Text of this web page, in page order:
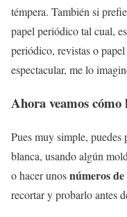
témpera. También si
papel periódico tal cual,
periódico, revistas o
espectacular, me lo
Ahora veamos cómo
Pues muy simple, puedes
blanca, usando algún
o hacer unosnúmeros
recortar y probarlo antes